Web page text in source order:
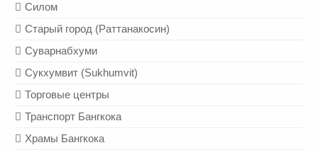
Силом
Старый город (Раттанакосин)
Суварнабхуми
Сукхумвит (Sukhumvit)
Торговые центры
Транспорт Бангкока
Храмы Бангкока